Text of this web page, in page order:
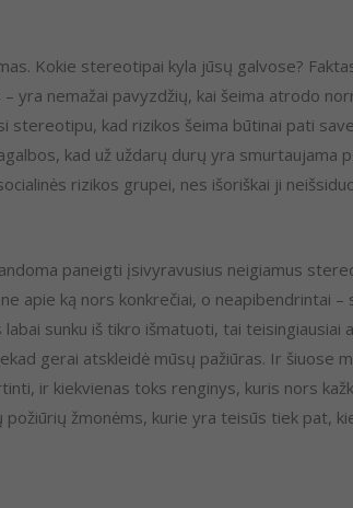
Kokie stereotipai kyla jūsų galvose?
nemažai pavyzdžių, kai šeima atrodo
stereotipu, kad rizikos šeima būtinai pati
kad už uždarų durų yra smurtaujama
rizikos grupei, nes išoriškai ji
paneigti įsivyravusius neigiamus
apie ką nors konkrečiai, o neapibendrintai –
sunku iš tikro išmatuoti, tai teisingiausiai
gerai atskleidė mūsų pažiūras. Ir šiuose
ir kiekvienas toks renginys, kuris nors
žmonėms, kurie yra teisūs tiek pat,